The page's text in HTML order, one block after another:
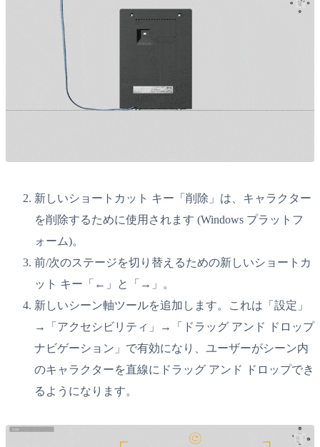
新しいショートカット キー「削除」は、キャラクター
を削除するために使用されます (Windows プラットフ
ォーム)。
前/次のステージを切り替えるための新しいショートカ
ット キー「←」と「→」。
新しいシーン軸ツールを追加します。これは「設定」
→「アクセシビリティ」→「ドラッグ アンド ドロップ
ナビゲーション」で有効になり、ユーザーがシーン内
のキャラクターを直線にドラッグ アンド ドロップでき
るようになります。